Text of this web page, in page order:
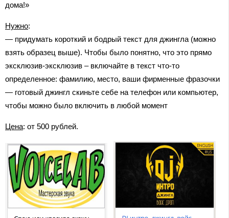
дома!»
Нужно:
— придумать короткий и бодрый текст для джингла (можно
взять образец выше). Чтобы было понятно, что это прямо
эксклюзив-эксклюзив – включайте в текст что-то
определенное: фамилию, место, ваши фирменные фразочки
— готовый джингл скиньте себе на телефон или компьютер,
чтобы можно было включить в любой момент
Цена: от 500 рублей.